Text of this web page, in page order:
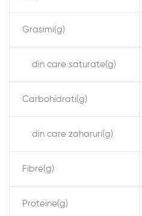
Grasimi(g)
din care saturate(g)
Carbohidrati(g)
din care zaharuri(g)
Fibre(g)
Proteine(g)